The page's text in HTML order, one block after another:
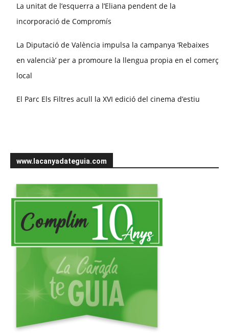
La unitat de l’esquerra a l’Eliana pendent de la
incorporació de Compromís
La Diputació de València impulsa la campanya ‘Rebaixes
en valencià’ per a promoure la llengua propia en el comerç
local
El Parc Els Filtres acull la XVI edició del cinema d’estiu
www.lacanyadateguia.com